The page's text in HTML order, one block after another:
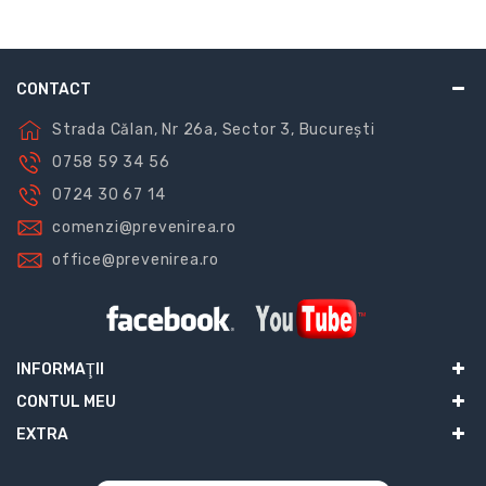
CONTACT
Strada Călan, Nr 26a, Sector 3, București
0758 59 34 56
0724 30 67 14
comenzi@prevenirea.ro
office@prevenirea.ro
INFORMAŢII
CONTUL MEU
EXTRA